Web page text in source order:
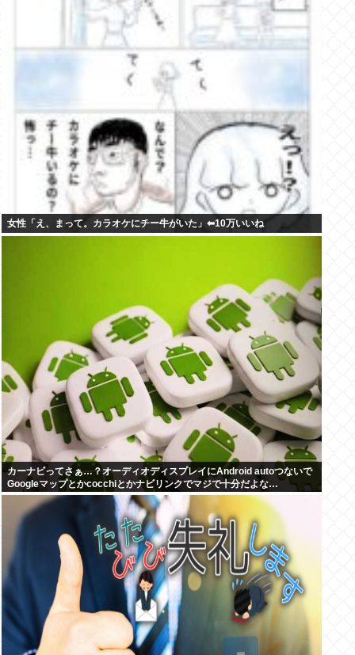
女性「え、まって。カラオケにチー牛がいた」⬅10万いいね
カーナビってさぁ…？オーディオディスプレイにAndroid autoつないで
Googleマップとかcocchiとかナビリンクでマジで十分だよな…